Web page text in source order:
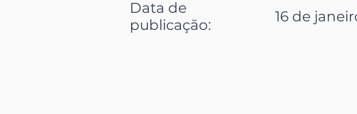
Data de
publicação:
16 de